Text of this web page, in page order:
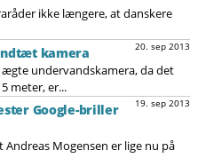
ikke længere, at danskere
20. sep 2013
kamera
undervandskamera, da det
meter, er...
19. sep 2013
Google-briller
Andreas Mogensen er lige nu på